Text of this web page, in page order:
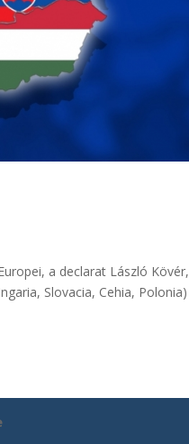
a declarat László Kövér,
Slovacia, Cehia, Polonia)